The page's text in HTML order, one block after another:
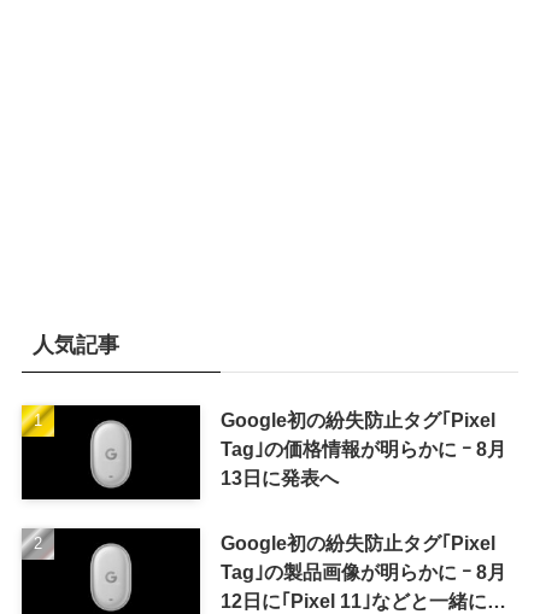
人気記事
Google初の紛失防止タグ｢Pixel
Tag｣の価格情報が明らかに ｰ 8月
13日に発表へ
Google初の紛失防止タグ｢Pixel
Tag｣の製品画像が明らかに ｰ 8月
12日に｢Pixel 11｣などと一緒に発